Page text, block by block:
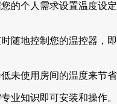
的个人需求设置温度设
随地控制您的温控器，
未使用房间的温度来节省
业知识即可安装和操作。